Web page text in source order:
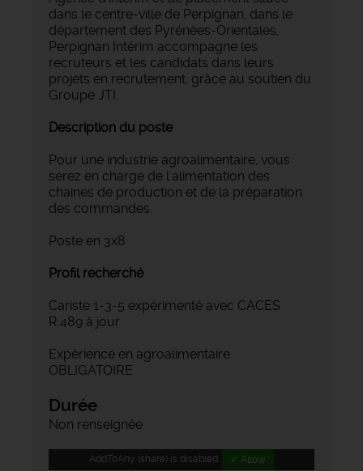
dans le centre-ville de Perpignan, dans le
département des Pyrénées-Orientales,
Perpignan Intérim accompagne les
recruteurs et les candidats dans leurs
projets en recrutement, grâce au soutien du
Groupe JTI.
Description du poste
Pour une industrie agroalimentaire, vous
serez en charge de l'alimentation des
chaines de production et de la préparation
des commandes.
Poste en 3x8
Profil recherché
Cariste 1-3-5 expérimenté avec CACES
R.489 à jour
Expérience en agroalimentaire
OBLIGATOIRE
Durée
Non renseignée
AddToAny (share) is disabled. ✓ Allow